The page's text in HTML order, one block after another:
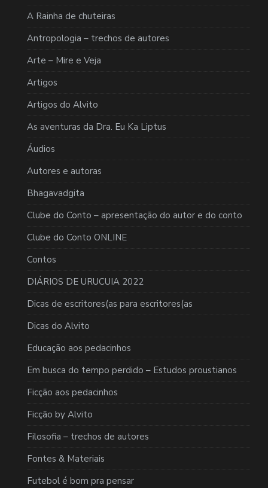
A Rainha de chuteiras
Antropologia – trechos de autores
Arte – Mire e Veja
Artigos
Artigos do Alvito
As aventuras da Dra. Eu Ka Liptus
Áudios
Autores e autoras
Bhagavadgita
Clube do Conto – apresentação do autor e do conto
Clube do Conto ONLINE
Contos
DIÁRIOS DE URUCUIA 2022
Dicas de escritores(as para escritores(as
Dicas do Alvito
Educação aos pedacinhos
Em busca do tempo perdido – Estudos proustianos
Ficção aos pedacinhos
Ficção by Alvito
Filosofia – trechos de autores
Fontes & Materiais
Futebol é bom pra pensar